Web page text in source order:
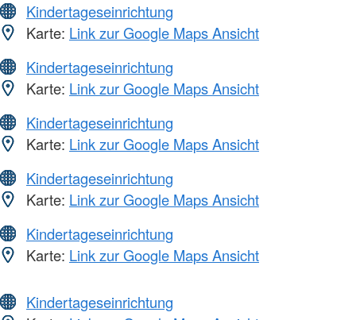
Kindertageseinrichtung
Karte: Link zur Google Maps Ansicht
Kindertageseinrichtung
Karte: Link zur Google Maps Ansicht
Kindertageseinrichtung
Karte: Link zur Google Maps Ansicht
Kindertageseinrichtung
Karte: Link zur Google Maps Ansicht
Kindertageseinrichtung
Karte: Link zur Google Maps Ansicht
Kindertageseinrichtung